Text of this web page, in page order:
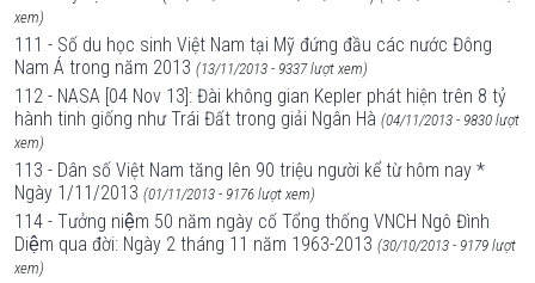
xem)
111 - Số du học sinh Việt Nam tại Mỹ đứng đầu các nước Đông
Nam Á trong năm 2013 (13/11/2013 - 9337 lượt xem)
112 - NASA [04 Nov 13]: Đài không gian Kepler phát hiện trên 8 tỷ
hành tinh giống như Trái Đất trong giải Ngân Hà (04/11/2013 - 9830 lượt
xem)
113 - Dân số Việt Nam tăng lên 90 triệu người kể từ hôm nay *
Ngày 1/11/2013 (01/11/2013 - 9176 lượt xem)
114 - Tưởng niệm 50 năm ngày cố Tổng thống VNCH Ngô Đình
Diệm qua đời: Ngày 2 tháng 11 năm 1963-2013 (30/10/2013 - 9179 lượt
xem)